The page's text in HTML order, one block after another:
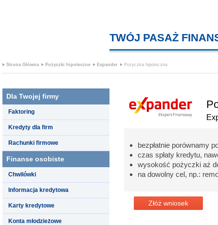
TWÓJ PASAŻ
Strona Główna Pożyczki hipoteczne Expander Pozyczka hipoteczna
Dla Twojej firmy
Faktoring
Kredyty dla firm
Rachunki firmowe
Finanse osobiste
Chwilówki
Informacja kredytowa
Karty kredytowe
Konta młodzieżowe
bezpłatnie porównamy
czas spłaty kredytu,
wysokość pożyczki aż
na dowolny cel, np.:
Złóż wniosek